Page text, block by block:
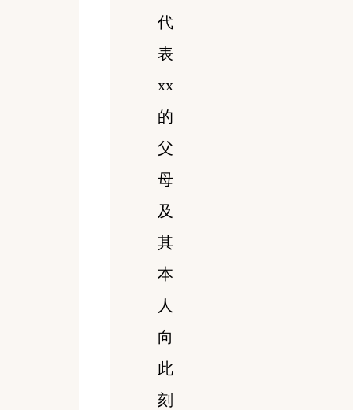
代
表
xx
的
父
母
及
其
本
人
向
此
刻